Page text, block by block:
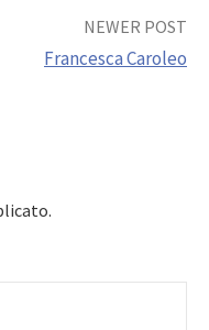
NEWER POST
Francesca Caroleo